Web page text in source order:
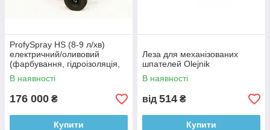
ProfySpray HS (8-9 л/хв)
електричний/оливовий
(фарбування, гідроізоляція,
шпаклівка, вогнетривкий
захист)
В наявності
176 000 ₴
Купити
Леза для механізованих
шпателей Olejnik
В наявності
від 514 ₴
Купити